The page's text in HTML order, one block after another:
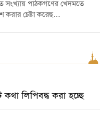
সংখ্যায় পাঠকগণের খেদমতে
করার চেষ্টা করেছ…
লিপিবদ্ধ করা হচ্ছে